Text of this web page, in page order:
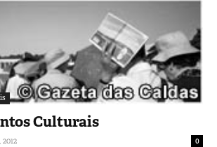
Culturais
0